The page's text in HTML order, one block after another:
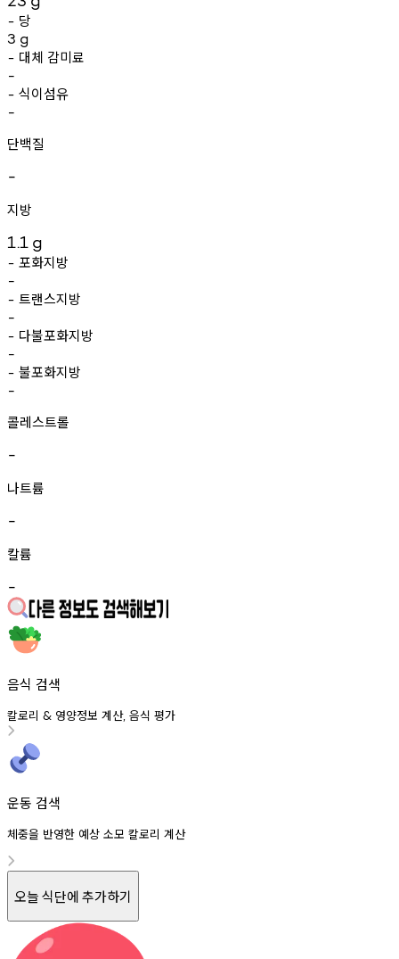
- 당
3 g
- 대체 감미료
-
- 식이섬유
-
단백질
-
지방
1.1 g
- 포화지방
-
- 트랜스지방
-
- 다불포화지방
-
- 불포화지방
-
콜레스트롤
-
나트륨
-
칼륨
-
음식 검색
칼로리 & 영양정보 계산, 음식 평가
운동 검색
체중을 반영한 예상 소모 칼로리 계산
오늘 식단에 추가하기